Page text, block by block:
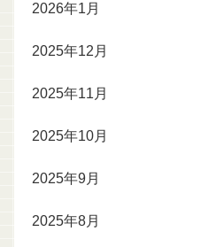
2026年1月
2025年12月
2025年11月
2025年10月
2025年9月
2025年8月